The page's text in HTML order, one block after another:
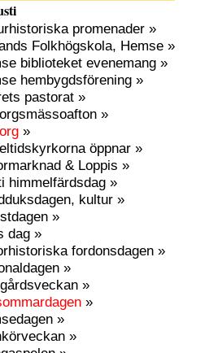
promenader »
Folkhögskola, Hemse »
biblioteket evenemang »
hembygdsförening »
pastorat »
»
»
öppnar »
& Loppis »
himmelfärdsdag »
kultur »
»
dag »
fordonsdagen »
»
»
»
»
»